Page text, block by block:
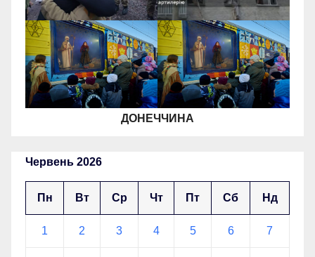
ДОНЕЧЧИНА
Червень 2026
Пн Вт Ср Чт Пт Сб Нд
1 2 3 4 5 6 7